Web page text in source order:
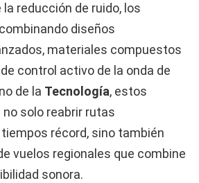
reducción de ruido, los
diseños
materiales compuestos
control activo de la onda de
de la Tecnología, estos
solo reabrir rutas
récord, sino también
vuelos regionales que combine
sonora.